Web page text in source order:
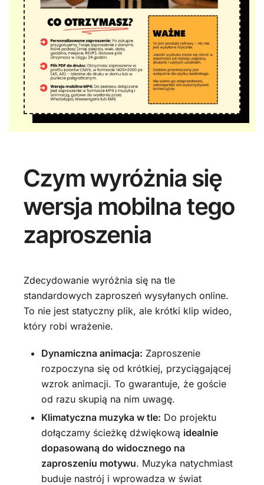
Czym wyróżnia się
wersja mobilna tego
zaproszenia
Zdecydowanie wyróżnia się na tle
standardowych zaproszeń wysyłanych online.
To nie jest statyczny plik, ale krótki klip wideo,
który robi wrażenie.
Dynamiczna animacja: Zaproszenie
rozpoczyna się od krótkiej, przyciągającej
wzrok animacji. To gwarantuje, że goście
od razu skupią na nim uwagę.
Klimatyczna muzyka w tle: Do projektu
dołączamy ścieżkę dźwiękową idealnie
dopasowaną do widocznego na
zaproszeniu motywu. Muzyka natychmiast
buduje nastrój i wprowadza w świat